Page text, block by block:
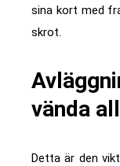
sina kort med
skrot.
vända
Detta är den